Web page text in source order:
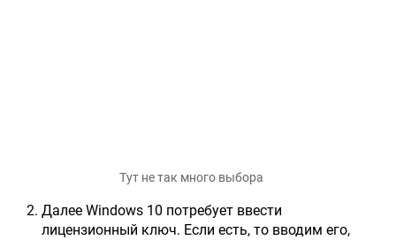
Тут не так много выбора
Далее Windows 10 потребует ввести
лицензионный ключ. Если есть, то вводим его,